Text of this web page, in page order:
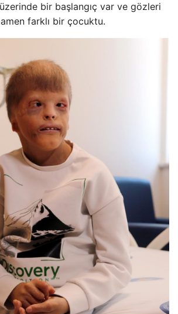
bir başlangıç ​​var ve gözleri
farklı bir çocuktu.